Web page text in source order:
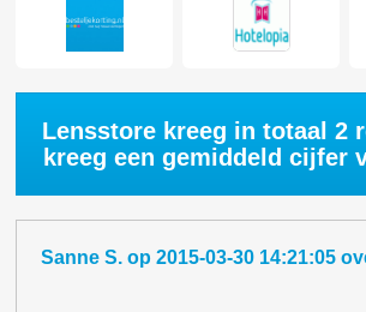
Lensstore kreeg in totaal 2
kreeg een gemiddeld cijfer
Sanne S. op2015-03-30 14:21:05